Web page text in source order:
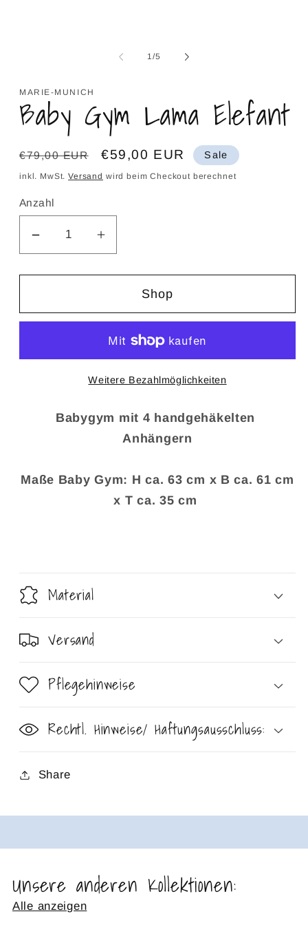
1/von
5
MARIE-MUNICH
Baby Gym Lama Elefant
Normaler
Preis
€79,00 EUR Verkaufspreis
€59,00 EUR Sale
inkl. MwSt.Versand wird beim Checkout berechnet
Anzahl
Verringere
Menge
Baby
Erhöhe
Menge
Baby
Lama
Shop
Weitere Bezahlmöglichkeiten
Babygym mit 4 handgehäkelten
Anhängern
Maße Baby Gym: H ca. 63 cm x B ca. 61 cm
x T ca. 35 cm
Material
Versand
Pflegehinweise
Rechtl. Hinweise/ Haftungsausschluss:
Share
Unsere anderen Kollektionen:
Alle anzeigen